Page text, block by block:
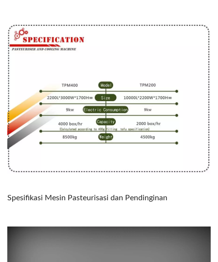
Spesifikasi Mesin Pasteurisasi dan Pendinginan